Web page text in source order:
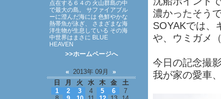
濃かったそう
SOYAKでは、
や、ウミガメ
今日の記念撮
我が家の愛車
点在する６４の 火山群島の中
で最大の島。 サファイアブル
ーに澄んだ海には 色鮮やかな
熱帯魚が泳ぎ、 さまざまな海
洋生物が生息している その海
中世界はまさに BLUE
HEAVEN
>>ホームページへ
« 2013年 09月 »
日
月 火 水 木 金
土
1
2 3 4 5 6
7